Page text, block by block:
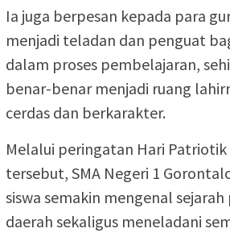
Ia juga berpesan kepada para
menjadi teladan dan penguat
dalam proses pembelajaran,
benar-benar menjadi ruang
cerdas dan berkarakter.
Melalui peringatan Hari Patriotik
tersebut, SMA Negeri 1
siswa semakin mengenal
daerah sekaligus meneladani